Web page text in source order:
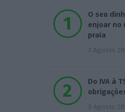
O seu
enjoar no
praia
3 Agosto
Do IVA à
3 Agosto